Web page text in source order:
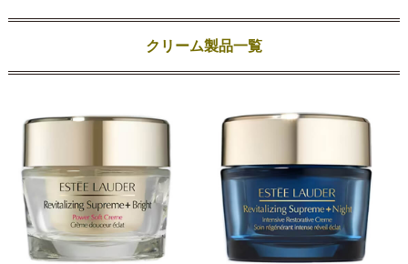
クリーム製品一覧